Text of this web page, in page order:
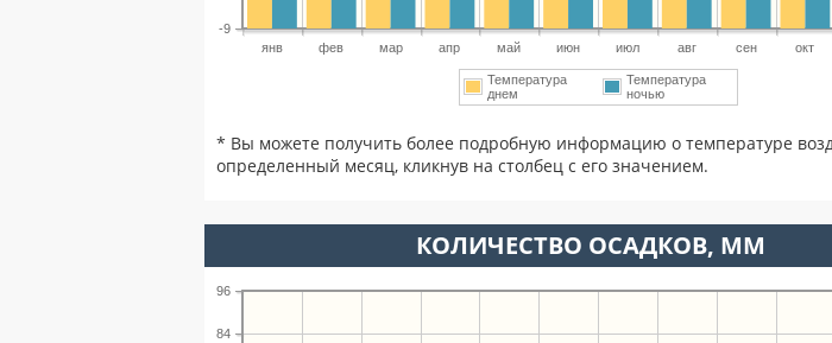
янв фев мар апр май июн июл авг сен окт
-9
Температура
днем
Температура
ночью
* Вы можете получить более подробную информацию о температуре
определенный месяц, кликнув на столбец с его значением.
КОЛИЧЕСТВО ОСАДКОВ, ММ
84
96